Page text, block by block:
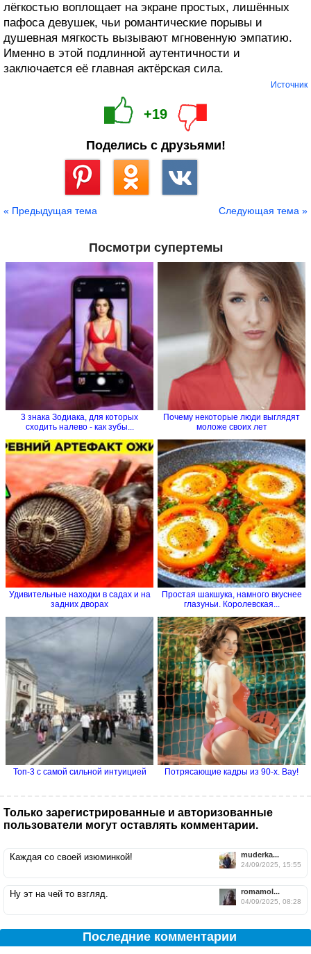
лёгкостью воплощает на экране простых, лишённых
пафоса девушек, чьи романтические порывы и
душевная мягкость вызывают мгновенную эмпатию.
Именно в этой подлинной аутентичности и
заключается её главная актёрская сила.
Источник
+19
Поделись с друзьями!
« Предыдущая тема Следующая тема »
Посмотри супертемы
3 знака Зодиака, для которых
сходить налево - как зубы...
Почему некоторые люди выглядят
моложе своих лет
Удивительные находки в садах и на
задних дворах
Простая шакшука, намного вкуснее
глазуньи. Королевская...
Топ-3 с самой сильной интуицией Потрясающие кадры из 90-х. Вау!
Только зарегистрированные и авторизованные
пользователи могут оставлять комментарии.
muderka...
24/09/2025, 15:55
Каждая со своей изюминкой!
romamol...
04/09/2025, 08:28
Ну эт на чей то взгляд.
Последние комментарии